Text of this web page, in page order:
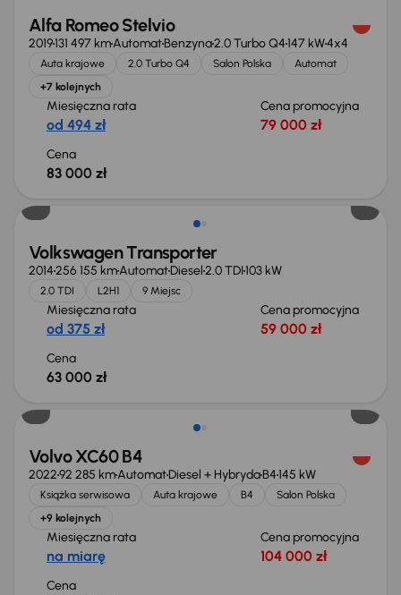
Alfa Romeo Stelvio
2019131 497 kmAutomatBenzyna2.0 Turbo Q4147 kW4x4
Auta krajowe 2.0 Turbo Q4 Salon Polska
Automat
+7 kolejnych
Miesięczna rata
od 494 zł
Cena promocyjna
79 000 zł
Cena
83 000 zł
Volkswagen Transporter
2014256 155 kmAutomatDiesel2.0 TDI103 kW
2.0 TDI L2H1 9 Miejsc
Miesięczna rata
od 375 zł
Cena promocyjna
59 000 zł
Cena
63 000 zł
Możliwość odliczenia VAT
Volvo XC60 B4
202292 285 kmAutomatDiesel + HybrydaB4145 kW
Książka serwisowa Auta krajowe B4
Salon Polska
+9 kolejnych
Miesięczna rata
na miarę
Cena promocyjna
104 000 zł
Cena